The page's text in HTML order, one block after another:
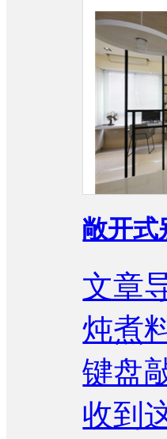
敞开式
文章
炖煮
键盘
收到